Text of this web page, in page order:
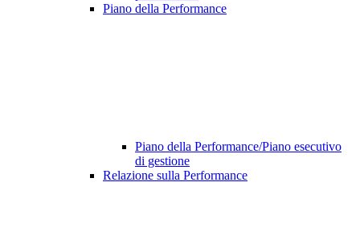
Piano della Performance
Piano della Performance/Piano esecutivo
di gestione
Relazione sulla Performance